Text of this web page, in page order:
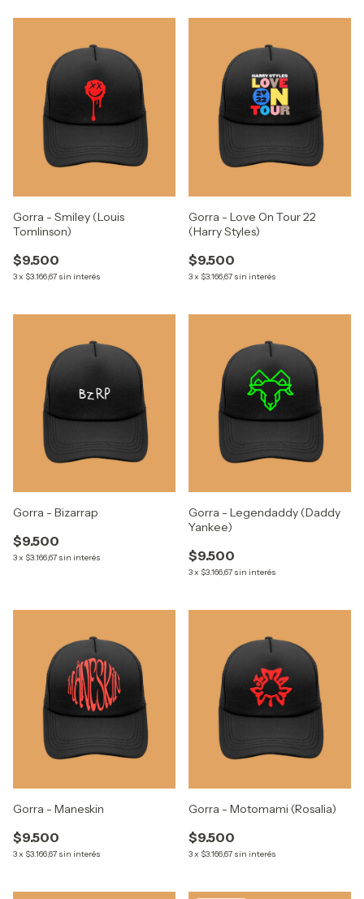
Gorra - Smiley (Louis
Tomlinson)
$9.500
3x $3.166,67 sin interés
Gorra - Love On Tour 22
(Harry Styles)
$9.500
3x $3.166,67 sin interés
Gorra - Bizarrap
$9.500
3x $3.166,67 sin interés
Gorra - Legendaddy (Daddy
Yankee)
$9.500
3x $3.166,67 sin interés
Gorra - Maneskin
$9.500
3x $3.166,67 sin interés
Gorra - Motomami (Rosalia)
$9.500
3x $3.166,67 sin interés